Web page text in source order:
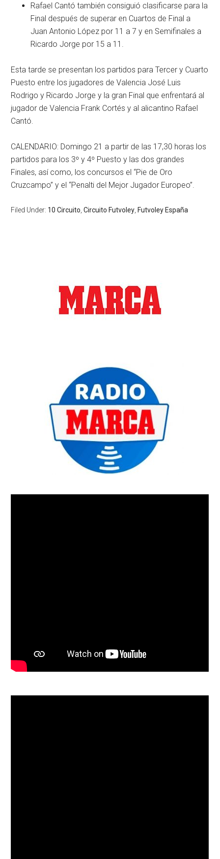
Rafael Cantó también consiguió clasificarse para la
Final después de superar en Cuartos de Final a
Juan Antonio López por 11 a 7 y en Semifinales a
Ricardo Jorge por 15 a 11.
Esta tarde se presentan los partidos para Tercer y Cuarto
Puesto entre los jugadores de Valencia José Luis
Rodrigo y Ricardo Jorge y la gran Final que enfrentará al
jugador de Valencia Frank Cortés y al alicantino Rafael
Cantó.
CALENDARIO: Domingo 21 a partir de las 17,30 horas los
partidos para los 3º y 4º Puesto y las dos grandes
Finales, así como, los concursos el “Pie de Oro
Cruzcampo” y el “Penalti del Mejor Jugador Europeo”.
Filed Under: 10 Circuito ,Circuito Futvoley Futvoley España